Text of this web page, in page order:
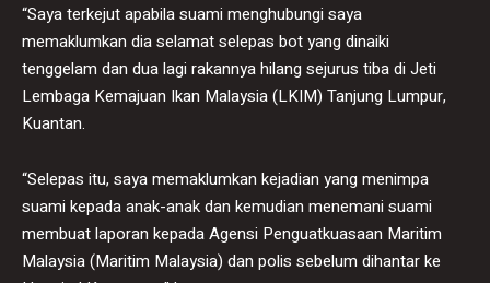
“Saya terkejut apabila suami menghubungi saya
memaklumkan dia selamat selepas bot yang dinaiki
tenggelam dan dua lagi rakannya hilang sejurus tiba di Jeti
Lembaga Kemajuan Ikan Malaysia (LKIM) Tanjung Lumpur,
Kuantan.
“Selepas itu, saya memaklumkan kejadian yang menimpa
suami kepada anak-anak dan kemudian menemani suami
membuat laporan kepada Agensi Penguatkuasaan Maritim
Malaysia (Maritim Malaysia) dan polis sebelum dihantar ke